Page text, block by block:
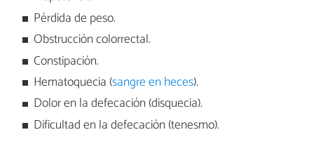
Pérdida de peso.
Obstrucción colorrectal.
Constipación.
Hematoquecia (sangre en heces).
Dolor en la defecación (disquecia).
Dificultad en la defecación (tenesmo).